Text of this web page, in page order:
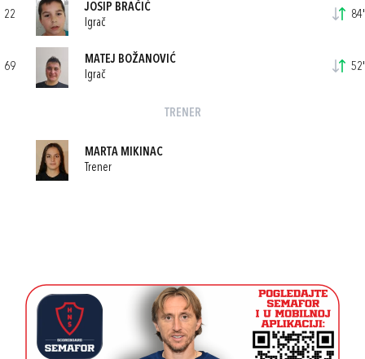
22
JOSIP BRAČIĆ
Igrač
84'
69
MATEJ BOŽANOVIĆ
Igrač
52'
TRENER
MARTA MIKINAC
Trener